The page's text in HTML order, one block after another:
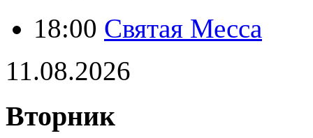
18:00 Святая Месса
11.08.2026
Вторник